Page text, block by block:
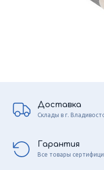
Доставка
Склады в г.
Гарантия
Все товары